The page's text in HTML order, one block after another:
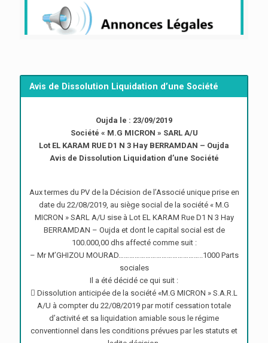
Avis de Dissolution Liquidation d’une Société
Oujda le : 23/09/2019
Société « M.G MICRON » SARL A/U
Lot EL KARAM RUE D1 N 3 Hay BERRAMDAN – Oujda
Avis de Dissolution Liquidation d’une Société
Aux termes du PV de la Décision de l’Associé unique prise en
date du 22/08/2019, au siège social de la société « M.G
MICRON » SARL A/U sise à Lot EL KARAM Rue D1 N 3 Hay
BERRAMDAN – Oujda et dont le capital social est de
100.000,00 dhs affecté comme suit :
– Mr M’GHIZOU MOURAD………………………………………..1000 Parts
sociales
Il a été décidé ce qui suit :
 Dissolution anticipée de la société «M.G MICRON » S.A.R.L
A/U à compter du 22/08/2019 par motif cessation totale
d’activité et sa liquidation amiable sous le régime
conventionnel dans les conditions prévues par les statuts et